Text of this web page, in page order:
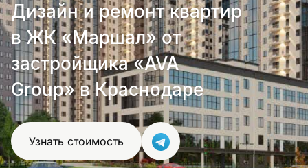
Обсудить
проект
Дизайн и ремонт квартир
в ЖК «Маршал» от
застройщика «AVA
Group» в Краснодаре
Узнать стоимость